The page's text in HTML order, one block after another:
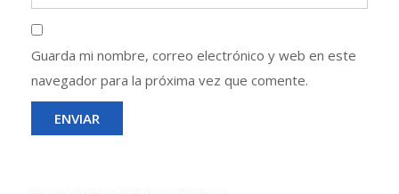
Guarda mi nombre, correo electrónico y web en este
navegador para la próxima vez que comente.